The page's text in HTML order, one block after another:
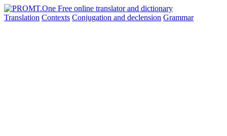
Translation Contexts Conjugation and declension Grammar